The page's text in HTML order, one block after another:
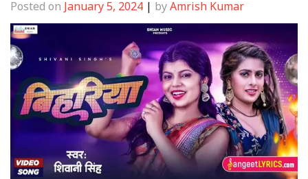
Posted on January 5, 2024 | byAmrish Kumar